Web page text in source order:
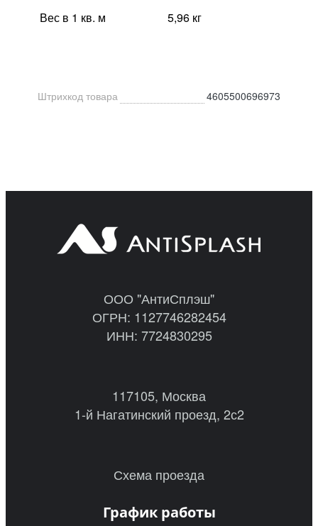
Вес в 1 кв. м
5,96 кг
Штрихкод товара 4605500696973
ООО "АнтиСплэш"
ОГРН: 1127746282454
ИНН: 7724830295
117105, Москва
1-й Нагатинский проезд, 2с2
Схема проезда
График работы